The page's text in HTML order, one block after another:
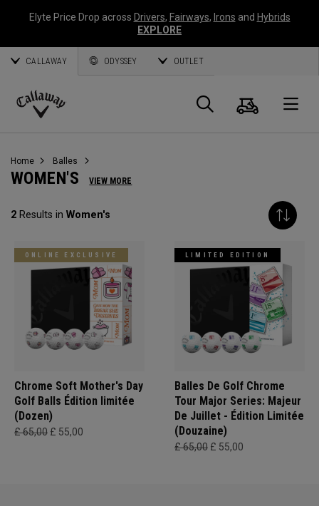
Elyte Price Drop across Drivers, Fairways, Irons and Hybrids
EXPLORE
CALLAWAY ODYSSEY OUTLET
Callaway
Panier
Home Balles
WOMEN'S VIEW MORE
2 Results in Women's
ONLINE EXCLUSIVE
Chrome Soft Mother's Day
Golf Balls Édition limitée
(Dozen)
£ 65,00 £ 55,00
LIMITED EDITION
Balles De Golf Chrome
Tour Major Series: Majeur
De Juillet - Édition Limitée
(Douzaine)
£ 65,00 £ 55,00